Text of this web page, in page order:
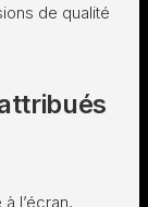
de qualité
l’écran,